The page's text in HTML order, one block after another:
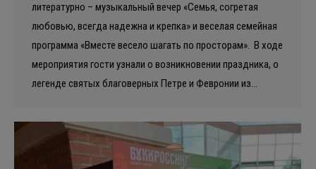
литературно – музыкальный вечер «Семья, согретая
любовью, всегда надежна и крепка» и веселая семейная
программа «Вместе весело шагать по просторам». В ходе
мероприятия гости узнали о возникновении праздника, о
легенде святых благоверных Петре и Февронии из…